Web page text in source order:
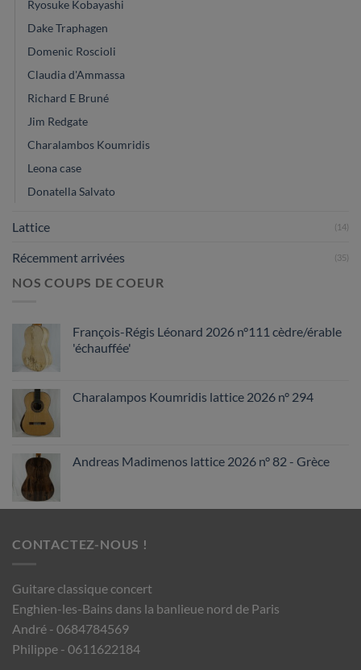
Ryosuke Kobayashi
Dake Traphagen
Domenic Roscioli
Claudia d'Ammassa
Richard E Bruné
Jim Redgate
Charalambos Koumridis
Leona case
Donatella Salvato
Lattice (14)
Récemment arrivées (35)
NOS COUPS DE COEUR
François-Régis Léonard 2026 n°111 cèdre/érable
'échauffée'
Charalampos Koumridis lattice 2026 n° 294
Andreas Madimenos lattice 2026 n° 82 - Grèce
CONTACTEZ-NOUS !
Guitare classique concert
Enghien-les-Bains dans la banlieue nord de Paris
André - 0684784569
Philippe - 0611622184